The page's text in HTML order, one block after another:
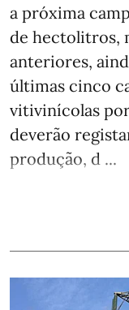
a próxima
de hectolitros,
anteriores,
últimas cinco
vitivinícolas
deverão
produção, d ...